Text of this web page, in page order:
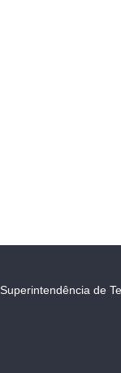
Superintendência de